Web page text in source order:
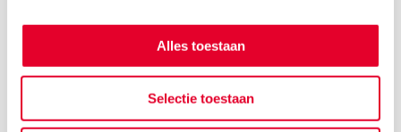
Alles toestaan
Selectie toestaan
Terug naar het nieuwsoverzicht